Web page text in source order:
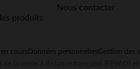
produits
Nous contacter
cours Données personnellesGestion des